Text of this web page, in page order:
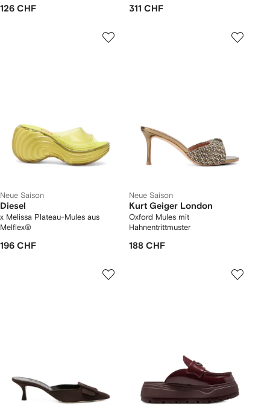
126 CHF 311 CHF
Neue Saison
Diesel
x Melissa Plateau-Mules aus
Melflex®
196 CHF
Neue Saison
Kurt Geiger London
Oxford Mules mit
Hahnentrittmuster
188 CHF